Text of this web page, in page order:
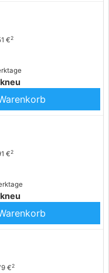
€2
€2
€2